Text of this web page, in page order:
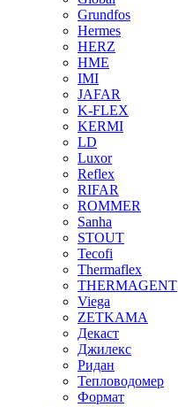
Grundfos
Hermes
HERZ
HME
IMI
JAFAR
K-FLEX
KERMI
LD
Luxor
Reflex
RIFAR
ROMMER
Sanha
STOUT
Tecofi
Thermaflex
THERMAGENT
Viega
ZETKAMA
Декаст
Джилекс
Ридан
Тепловодомер
Формат